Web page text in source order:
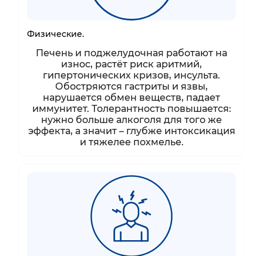
Физические.
Печень и поджелудочная работают на
износ, растёт риск аритмий,
гипертонических кризов, инсульта.
Обостряются гастриты и язвы,
нарушается обмен веществ, падает
иммунитет. Толерантность повышается:
нужно больше алкоголя для того же
эффекта, а значит – глубже интоксикация
и тяжелее похмелье.